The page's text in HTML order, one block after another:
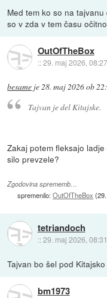
Med tem ko so na
so v zda v tem času
OutOfTheBox
::29. maj 2026, 08:27
besame je28. maj 2026 ob
Tajvan je del Kitajske.
Zakaj potem fleksajo
silo prevzele?
Zgodovina sprememb…
spremenilo:OutOfTheBox (
tetriandoch
::29. maj 2026, 08:31
Tajvan bo šel pod
bm1973